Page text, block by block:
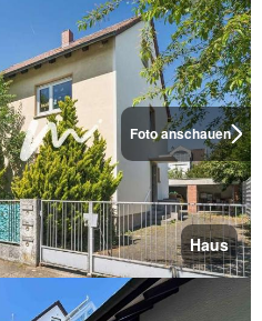
Foto anschauen
Haus